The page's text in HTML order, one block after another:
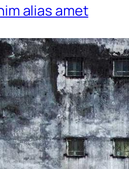
alias amet